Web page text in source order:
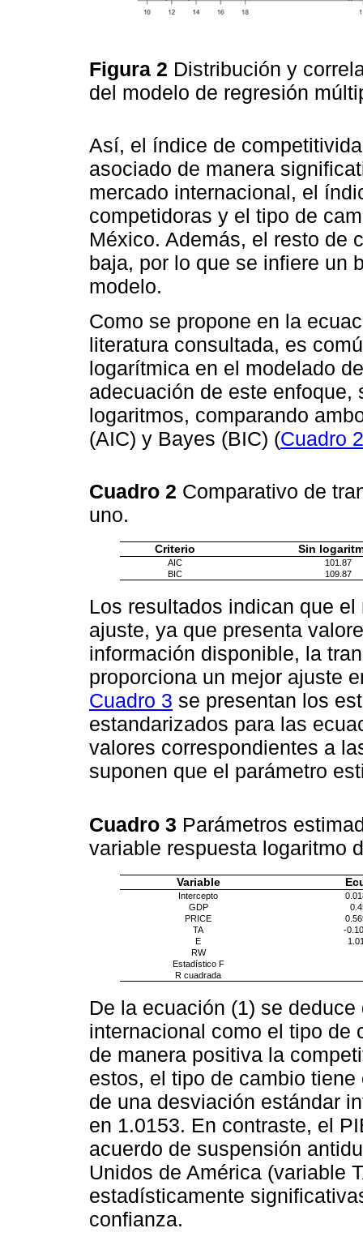
Figura 2 Distribución y
del modelo de regresión
Así, el índice de
asociado de manera
mercado internacional, el
competidoras y el tipo de
México. Además, el resto de
baja, por lo que se infiere un
modelo.
Como se propone en la
literatura consultada, es
logarítmica en el modelado
adecuación de este
logaritmos, comparando
(AIC) y Bayes (BIC) (Cuadro 2
Cuadro 2 Comparativo de
uno.
Criterio Sin
AIC
101.87
BIC
109.87
Los resultados indican que
ajuste, ya que presenta
información disponible, la
proporciona un mejor ajuste
Cuadro 3 se presentan los
estandarizados para las
valores correspondientes a
suponen que el parámetro
Cuadro 3 Parámetros
variable respuesta logaritmo
Variable
Intercepto
GDP
PRICE
TA
-
E
RW
Estadístico F
R cuadrada
De la ecuación (1) se
internacional como el tipo de
de manera positiva la
estos, el tipo de cambio
de una desviación estándar
en 1.0153. En contraste, el
acuerdo de suspensión
Unidos de América (variable
estadísticamente
confianza.